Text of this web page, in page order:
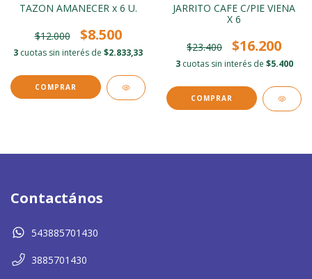
TAZON AMANECER x 6 U.
$12.000 $8.500
3 cuotas sin interés de $2.833,33
JARRITO CAFE C/PIE VIENA
X 6
$23.400 $16.200
3 cuotas sin interés de $5.400
Contactános
543885701430
3885701430